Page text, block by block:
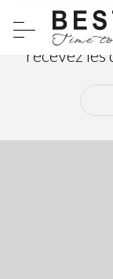
recevez les